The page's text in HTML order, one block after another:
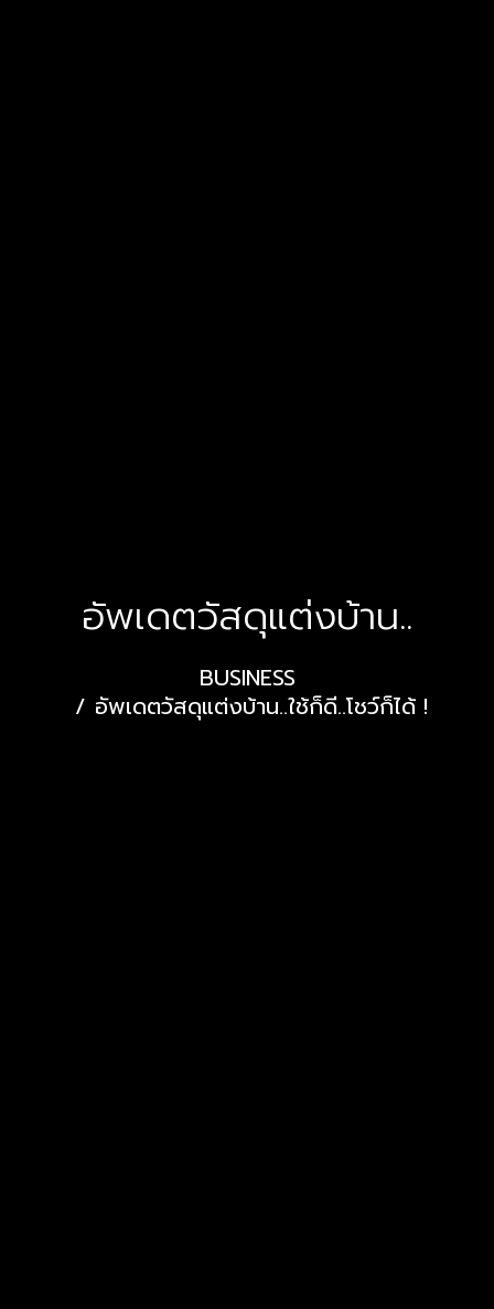
อัพเดตวัสดุแต่งบ้าน..
BUSINESS
อัพเดตวัสดุแต่งบ้าน..ใช้ก็ดี..โชว์ก็ได้ !